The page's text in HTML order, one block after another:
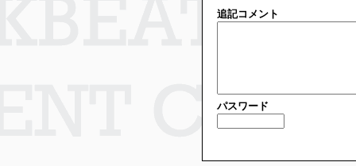
追記コメント
パスワード